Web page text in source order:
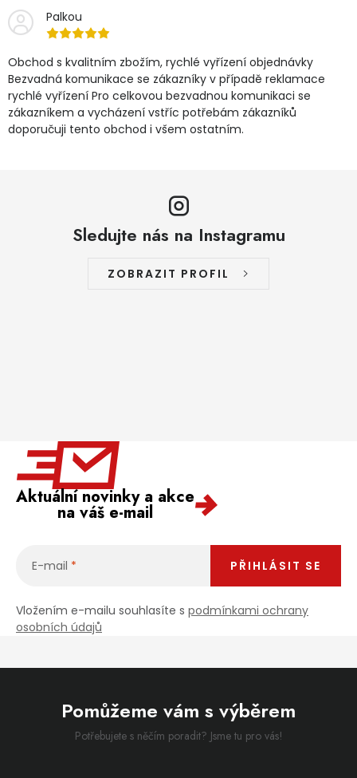
Palkou
Obchod s kvalitním zbožím, rychlé vyřízení objednávky
Bezvadná komunikace se zákazníky v případě reklamace
rychlé vyřízení Pro celkovou bezvadnou komunikaci se
zákazníkem a vycházení vstříc potřebám zákazníků
doporučuji tento obchod i všem ostatním.
Sledujte nás na Instagramu
ZOBRAZIT PROFIL
Aktuální novinky a akce
na váš e-mail
E-mail
Vložením e-mailu souhlasíte s podmínkami ochrany
osobních údajů
PŘIHLÁSIT SE
Pomůžeme vám s výběrem
Potřebujete s něčím poradit? Jsme tu pro vás!